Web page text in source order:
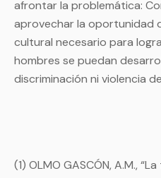
afrontar la problemática:
aprovechar la oportunidad
cultural necesario para
hombres se puedan
discriminación ni violencia
(1) OLMO GASCÓN, A.M.,